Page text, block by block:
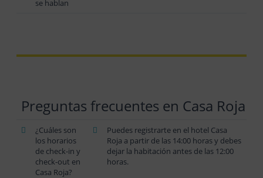
se hablan
Preguntas frecuentes en Casa Roja
¿Cuáles son
los horarios
de check-in y
check-out en
Casa Roja?
Puedes registrarte en el hotel Casa
Roja a partir de las 14:00 horas y debes
dejar la habitación antes de las 12:00
horas.